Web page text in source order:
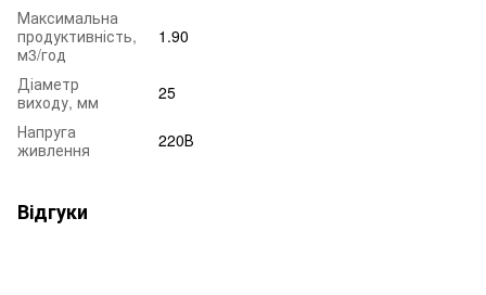
Максимальна
продуктивність,
м3/год
1.90
Діаметр
виходу, мм
25
Напруга
живлення
220В
Відгуки